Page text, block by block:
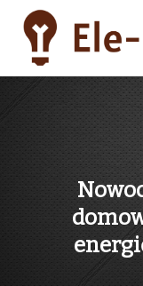
content
ele-comp